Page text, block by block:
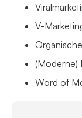
V-
(Moderne)
Word of